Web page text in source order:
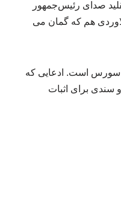
صدای رئیس‌جمهور
هم که گمان می
سورس است. ادعایی که
سندی برای اثبات